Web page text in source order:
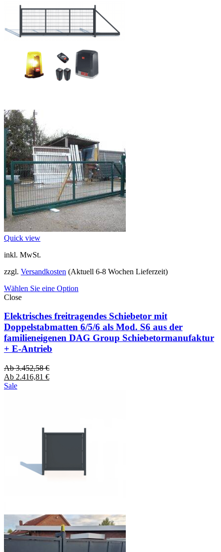
Quick view
inkl. MwSt.
zzgl. Versandkosten (Aktuell 6-8 Wochen Lieferzeit)
Wählen Sie eine Option
Close
Elektrisches freitragendes Schiebetor mit
Doppelstabmatten 6/5/6 als Mod. S6 aus der
familieneigenen DAG Group Schiebetormanufaktur
+ E-Antrieb
Ab3.452,58€
Ab 2.416,81 €
Sale